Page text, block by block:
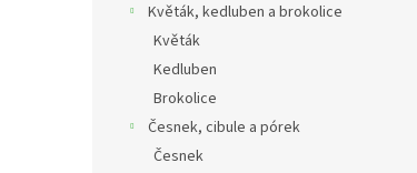
Květák, kedluben a brokolice
Květák
Kedluben
Brokolice
Česnek, cibule a pórek
Česnek